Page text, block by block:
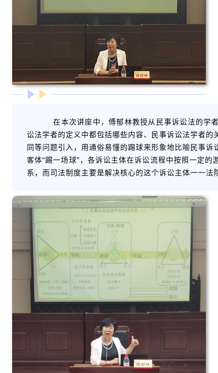
在本次讲座中，傅郁林教授从民事诉讼法的学
讼法学者的定义中都包括哪些内容、民事诉讼法学者
同等问题引入，用通俗易懂的踢球来形象地比喻民事
客体“踢一场球”，各诉讼主体在诉讼流程中按照一定
系，而司法制度主要是解决核心的这个诉讼主体一一法